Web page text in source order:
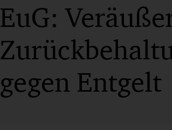
EuG:
gegen Entgelt